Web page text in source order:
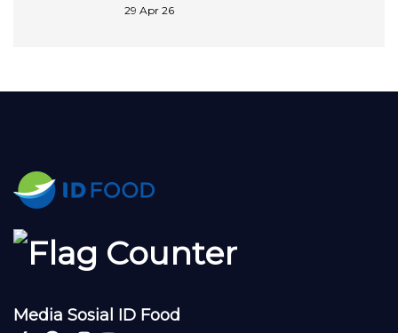
29 Apr 26
Media Sosial ID Food